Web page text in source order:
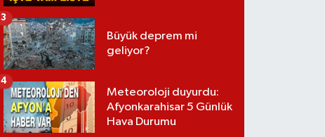
Büyük deprem mi
geliyor?
3
Meteoroloji duyurdu:
Afyonkarahisar 5 Günlük
Hava Durumu
4